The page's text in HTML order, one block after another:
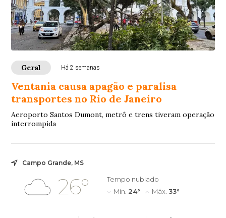
Geral Há 2 semanas
Ventania causa apagão e paralisa
transportes no Rio de Janeiro
Aeroporto Santos Dumont, metrô e trens tiveram operação
interrompida
Campo Grande, MS
26°
Tempo nublado
Mín. 24° Máx. 33°